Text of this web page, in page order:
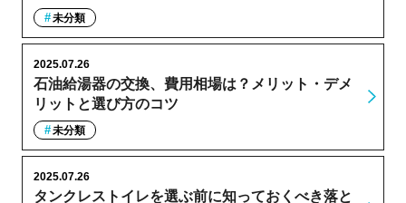
未分類
石油給湯器の交換、費用相場は？メリット・デメ
リットと選び方のコツ
2025.07.26
未分類
タンクレストイレを選ぶ前に知っておくべき落と
2025.07.26